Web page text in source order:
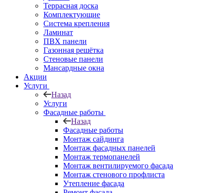
Террасная доска
Комплектующие
Система крепления
Ламинат
ПВХ панели
Газонная решётка
Стеновые панели
Мансардные окна
Акции
Услуги
Назад
Услуги
Фасадные работы
Назад
Фасадные работы
Монтаж сайдинга
Монтаж фасадных панелей
Монтаж термопанелей
Монтаж вентилируемого фасада
Монтаж стенового профлиста
Утепление фасада